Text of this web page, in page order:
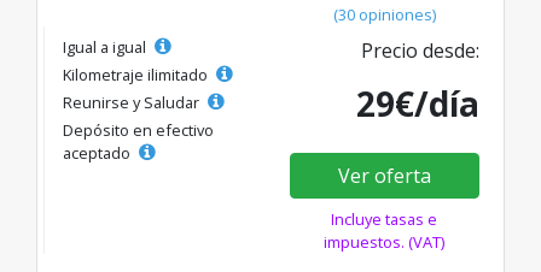
(30 opiniones)
Igual a igual
Kilometraje ilimitado
Reunirse y Saludar
Depósito en efectivo
aceptado
Precio desde:
29€/día
Ver oferta
Incluye tasas e
impuestos. (VAT)